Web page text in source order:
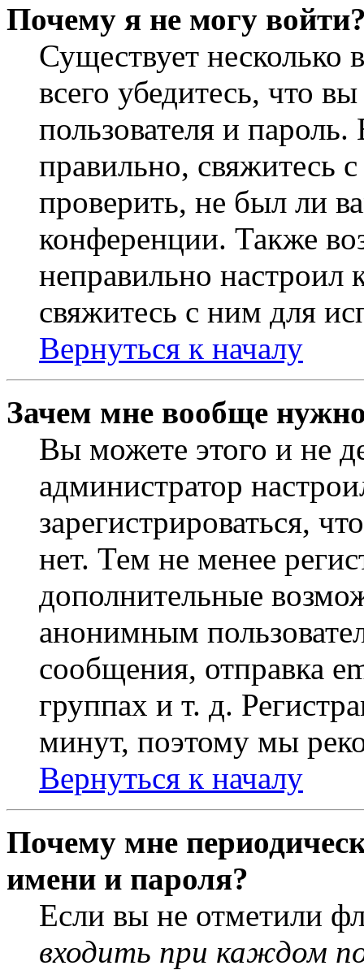
Почему я не могу
Существует
всего убедитесь, что
пользователя и
правильно, свяжитесь
проверить, не был ли
конференции. Также
неправильно
свяжитесь с ним для
Вернуться к началу
Зачем мне вообще
Вы можете этого и не
администратор
зарегистрироваться,
нет. Тем не менее
дополнительные
анонимным
сообщения, отправка
группах и т. д.
минут, поэтому мы
Вернуться к началу
Почему мне
имени и пароля?
Если вы не отметили
входить при каждом